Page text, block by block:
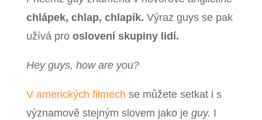
chlápek, chlap, chlapík. Výraz guys se pak
užívá pro oslovení skupiny lidí.
Hey guys, how are you?
V amerických filmech se můžete setkat i s
významově stejným slovem jako je guy. I